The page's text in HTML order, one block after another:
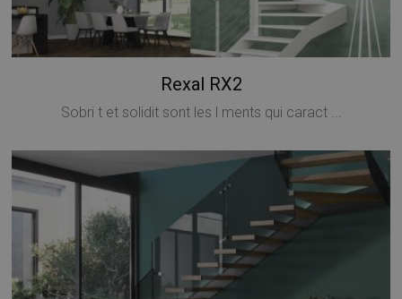
Rexal RX2
Sobri t et solidit sont les l ments qui caract ...